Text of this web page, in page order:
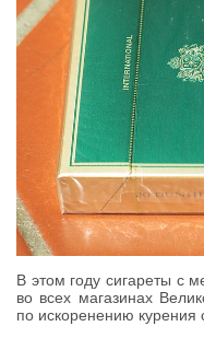
В этом году сигареты с
во всех магазинах
по искоренению курения